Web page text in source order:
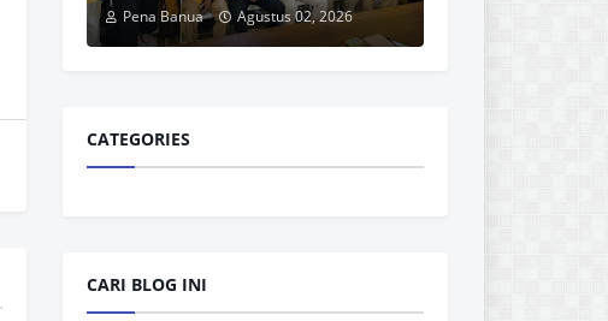
Pena Banua Agustus 02, 2026
CATEGORIES
CARI BLOG INI